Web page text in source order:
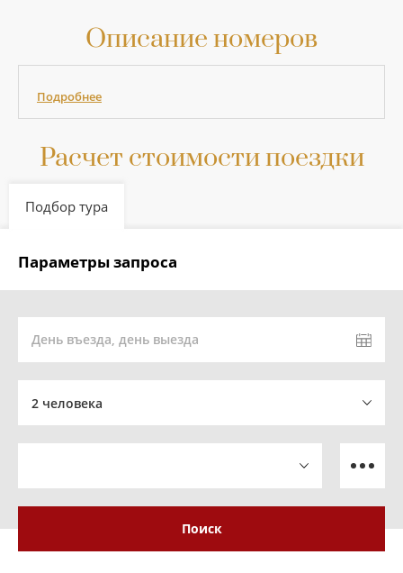
Описание номеров
Подробнее
Расчет стоимости поездки
Подбор тура
Параметры запроса
День въезда, день выезда
2 человека
Поиск